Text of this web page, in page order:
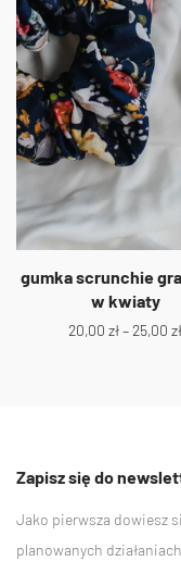
gumka scrunchie
w kwiaty
20,00 zł– 25,00 zł
Zapisz się do
Jako pierwsza dowiesz
planowanych